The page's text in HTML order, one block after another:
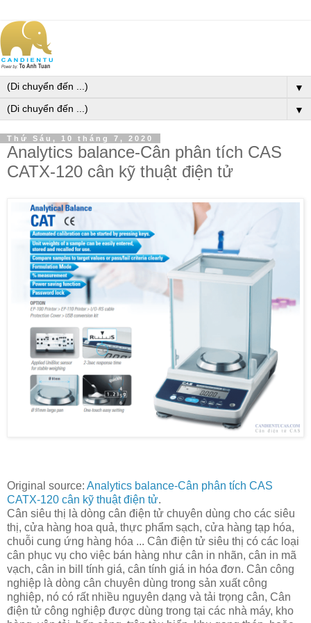
▼
▼
Thứ Sáu, 10 tháng 7, 2020
Analytics balance-Cân phân tích CAS
CATX-120 cân kỹ thuật điện tử
Original source: Analytics balance-Cân phân tích CAS
CATX-120 cân kỹ thuật điện tử.
Cân siêu thị là dòng cân điện tử chuyên dùng cho các siêu
thị, cửa hàng hoa quả, thực phẩm sạch, cửa hàng tạp hóa,
chuỗi cung ứng hàng hóa ... Cân điện tử siêu thị có các loại
cân phục vụ cho việc bán hàng như cân in nhãn, cân in mã
vạch, cân in bill tính giá, cân tính giá in hóa đơn. Cân công
nghiệp là dòng cân chuyên dùng trong sản xuất công
nghiệp, nó có rất nhiều nguyên dạng và tải trọng cân, Cân
điện tử công nghiệp được dùng trong tại các nhà máy, kho